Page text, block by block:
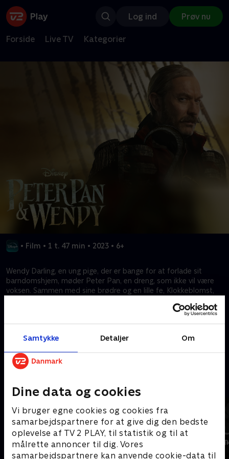
Samtykke Detaljer Om
Dine data og cookies
Vi bruger egne cookies og cookies fra
samarbejdspartnere for at give dig den bedste
oplevelse af TV 2 PLAY, til statistik og til at
målrette annoncer til dig. Vores
samarbejdspartnere kan anvende cookie-data til
Log ind Prøv nu
Forside Live TV Kategorier
• Film • 1 t. 47 min • 2023 • 6+
Wendy Darling, en ung pige, der er bange for at forlade sit
barndomshjem, møder Peter Pan, en dreng, som ikke vil være
voksen. Sammen med sine brødre og en lille fe, Klokkeblomst,
piratkaptajn, Kaptajn Klo, og begiver sig ud på et spændende
Kræver tilkøb
Mere indhold fra Disney+